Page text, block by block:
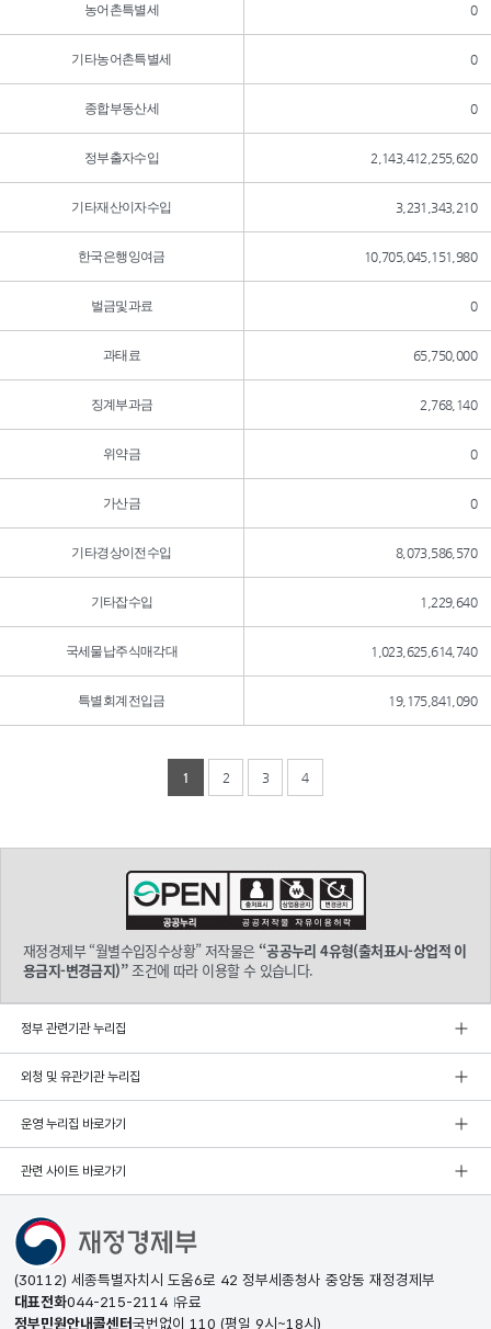
농어촌특별세 0
기타농어촌특별세 0
종합부동산세 0
정부출자수입 2,143,412,255,620
기타재산이자수입 3,231,343,210
한국은행잉여금 10,705,045,151,980
벌금및과료 0
과태료 65,750,000
징계부과금 2,768,140
위약금 0
가산금 0
기타경상이전수입 8,073,586,570
기타잡수입 1,229,640
국세물납주식매각대 1,023,625,614,740
특별회계전입금 19,175,841,090
1 2 3 4
재정경제부 “월별수입징수상황” 저작물은 “공공누리 4유형(출처표시-상업적 이
용금지-변경금지)”조건에 따라 이용할 수 있습니다.
정부 관련기관 누리집
외청 및 유관기관 누리집
운영 누리집 바로가기
관련 사이트 바로가기
(30112) 세종특별자치시 도움6로 42 정부세종청사 중앙동 재정경제부
대표전화044-215-2114 유료
정부민원안내콜센터국번없이 110 (평일 9시~18시)